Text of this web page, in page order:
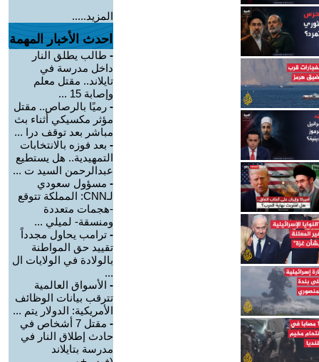
المزيد.....
احدث الأخبار المهمة
- طالب يطلق النار
داخل مدرسة في
تايلاند.. مقتل معلم
وإصابة 15 ...
- رميًا بالرصاص.. مقتل
مؤثر مكسيكي أثناء بث
مباشر بعد توقف درا ...
- بعد فوزه بالانتخابات
التمهيدية.. هل يستطيع
عبدالرحمن السيد ت ...
- مسؤول سعودي
لـCNN: المملكة تتوقع
-هجمات متعددة
ومنسقة- لميلي ...
- ترامب يحاول مجدداً
تقييد حق المواطنة
بالولادة في الولايات ال
...
- الأسواق العالمية
تترقب بيانات الوظائف
الأمريكية: الدولار يتم ...
-
مقتل 7 أشخاص في
حادث إطلاق النار في
مدرسة بتايلاند